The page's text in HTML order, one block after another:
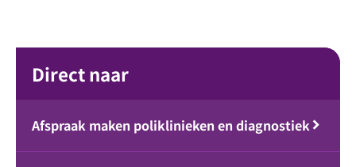
Direct naar
Afspraak maken poliklinieken en diagnostiek